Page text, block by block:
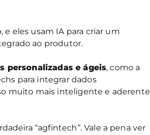
e eles usam IA para criar um
ao produtor.
personalizadas e ágeis, como a
para integrar dados
muito mais inteligente e aderente
“agfintech”. Vale a pena ver